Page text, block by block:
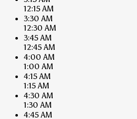
12:15 AM
3:30 AM
12:30 AM
3:45 AM
12:45 AM
4:00 AM
1:00 AM
4:15 AM
1:15 AM
4:30 AM
1:30 AM
4:45 AM